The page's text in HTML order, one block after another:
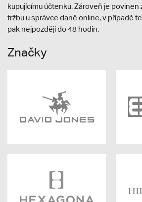
kupujícímu účtenku. Zároveň je povinen
tržbu u správce daně online; v případě
pak nejpozději do 48 hodin.
Značky